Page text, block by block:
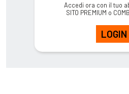
Accedi ora con il tuo
SITO PREMIUM o
LOGIN